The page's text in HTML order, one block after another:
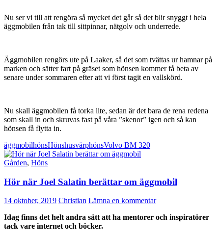
Nu ser vi till att rengöra så mycket det går så det blir snyggt i hela
äggmobilen från tak till sittpinnar, nätgolv och underrede.
Äggmobilen rengörs ute på Laaker, så det som tvättas ur hamnar på
marken och sätter fart på gräset som hönsen kommer få beta av
senare under sommaren efter att vi först tagit en vallskörd.
Nu skall äggmobilen få torka lite, sedan är det bara de rena redena
som skall in och skruvas fast på våra ”skenor” igen och så kan
hönsen få flytta in.
äggmobilhönsHönshusvärphönsVolvo BM 320
Gården, Höns
Hör när Joel Salatin berättar om äggmobil
14 oktober, 2019 Christian Lämna en kommentar
Idag finns det helt andra sätt att ha mentorer och inspiratörer
tack vare internet och böcker.